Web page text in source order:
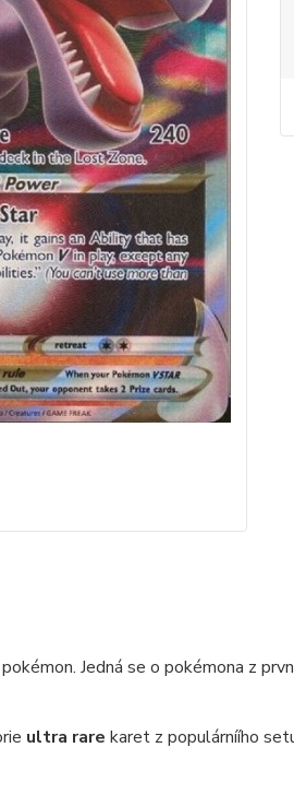
Jedná se o pokémona z
ultra rare karet z populárníího